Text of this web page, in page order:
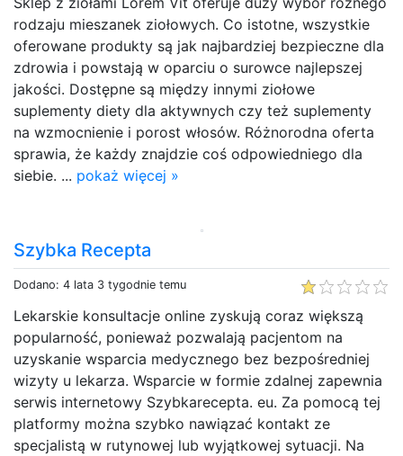
rodzaju mieszanek ziołowych. Co istotne, wszystkie
oferowane produkty są jak najbardziej bezpieczne dla
zdrowia i powstają w oparciu o surowce najlepszej
jakości. Dostępne są między innymi ziołowe
suplementy diety dla aktywnych czy też suplementy
na wzmocnienie i porost włosów. Różnorodna oferta
sprawia, że każdy znajdzie coś odpowiedniego dla
siebie. ... pokaż więcej »
Szybka Recepta
Dodano: 4 lata 3 tygodnie temu
Lekarskie konsultacje online zyskują coraz większą
popularność, ponieważ pozwalają pacjentom na
uzyskanie wsparcia medycznego bez bezpośredniej
wizyty u lekarza. Wsparcie w formie zdalnej zapewnia
serwis internetowy Szybkarecepta. eu. Za pomocą tej
platformy można szybko nawiązać kontakt ze
specjalistą w rutynowej lub wyjątkowej sytuacji. Na